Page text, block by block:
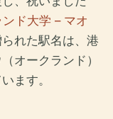
ド大学 – マオ
れた駅名は、港
オークランド）
ます。